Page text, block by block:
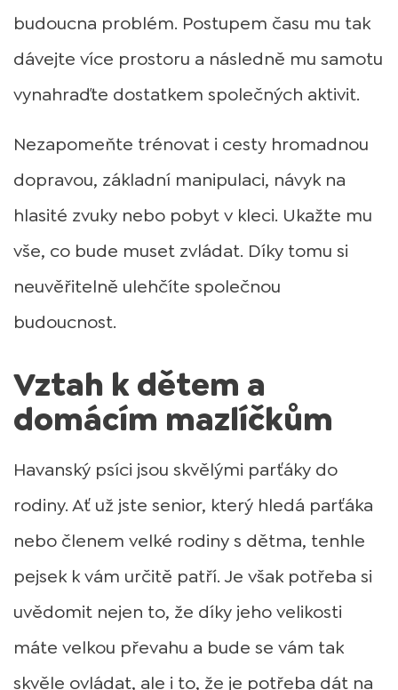
budoucna problém. Postupem času mu tak
dávejte více prostoru a následně mu samotu
vynahraďte dostatkem společných aktivit.
Nezapomeňte trénovat i cesty hromadnou
dopravou, základní manipulaci, návyk na
hlasité zvuky nebo pobyt v kleci. Ukažte mu
vše, co bude muset zvládat. Díky tomu si
neuvěřitelně ulehčíte společnou
budoucnost.
Vztah k dětem a
domácím mazlíčkům
Havanský psíci jsou skvělými parťáky do
rodiny. Ať už jste senior, který hledá parťáka
nebo členem velké rodiny s dětma, tenhle
pejsek k vám určitě patří. Je však potřeba si
uvědomit nejen to, že díky jeho velikosti
máte velkou převahu a bude se vám tak
skvěle ovládat, ale i to, že je potřeba dát na